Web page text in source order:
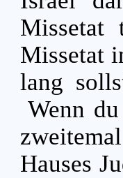
Missetat
Missetat
lang
Wenn
Hauses